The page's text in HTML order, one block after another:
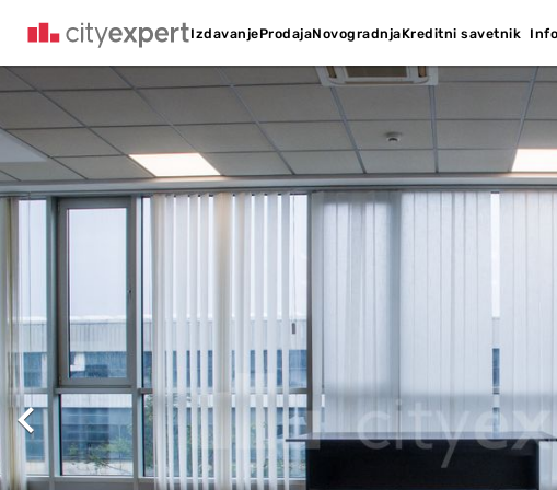
IzdavanjeProdajaNovogradnjaKreditni savetnik Info
